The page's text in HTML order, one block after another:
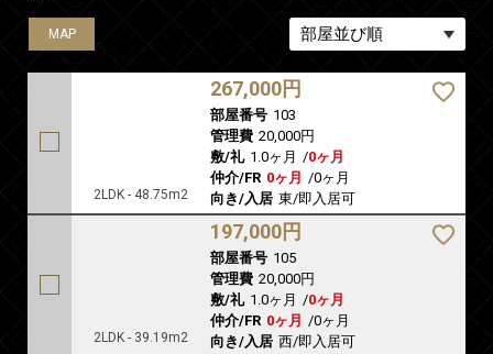
MAP
2LDK - 48.75m2
267,000円
部屋番号 103
管理費 20,000円
敷/礼 1.0ヶ月 /0ヶ月
仲介/FR 0ヶ月 /0ヶ月
向き/入居 東/即入居可
MAP
2LDK - 39.19m2
197,000円
部屋番号 105
管理費 20,000円
敷/礼 1.0ヶ月 /0ヶ月
仲介/FR 0ヶ月 /0ヶ月
向き/入居 西/即入居可
MAP
MAP
MAP
MAP
MAP
MAP
MAP
MAP
MAP
MAP
MAP
MAP
MAP
MAP
MAP
MAP
MAP
MAP
MAP
MAP
MAP
MAP
MAP
MAP
MAP
MAP
MAP
MAP
MAP
MAP
MAP
MAP
MAP
MAP
MAP
MAP
MAP
MAP